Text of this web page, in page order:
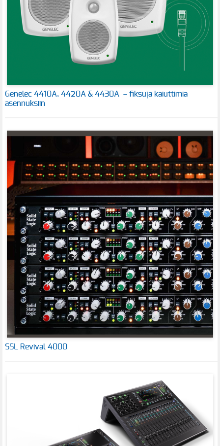
Genelec 4410A, 4420A & 4430A – fiksuja kaiuttimia
asennuksiin
SSL Revival 4000